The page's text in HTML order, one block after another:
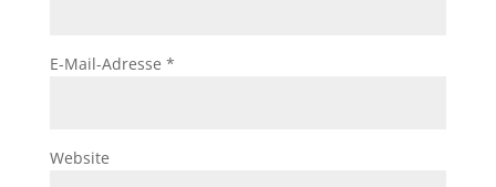
E-Mail-Adresse *
Website